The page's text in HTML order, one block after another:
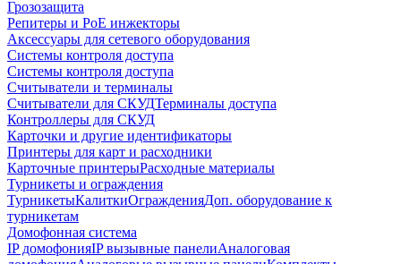
Грозозащита
Репитеры и PoE инжекторы
Аксессуары для сетевого оборудования
Системы контроля доступа
Системы контроля доступа
Считыватели и терминалы
Считыватели для СКУДТерминалы доступа
Контроллеры для СКУД
Карточки и другие идентификаторы
Принтеры для карт и расходники
Карточные принтерыРасходные материалы
Турникеты и ограждения
ТурникетыКалиткиОгражденияДоп. оборудование к
турникетам
Домофонная система
IP домофонияIP вызывные панелиАналоговая